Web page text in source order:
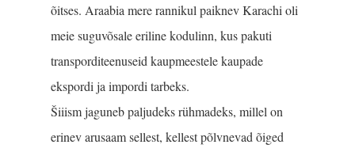
õitses. Araabia mere rannikul paiknev Karachi oli
meie suguvõsale eriline kodulinn, kus pakuti
transporditeenuseid kaupmeestele kaupade
ekspordi ja impordi tarbeks.
Šiiism jaguneb paljudeks rühmadeks, millel on
erinev arusaam sellest, kellest põlvnevad õiged